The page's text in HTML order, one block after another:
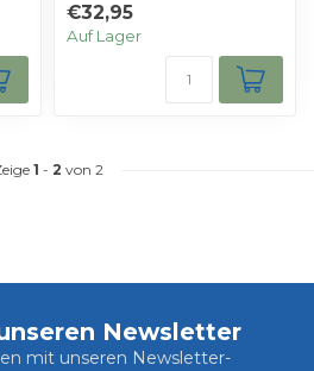
aus der Luft,...
€32,95
Auf Lager
1 - 2 von 2
Newsletter
mit unseren Newsletter-